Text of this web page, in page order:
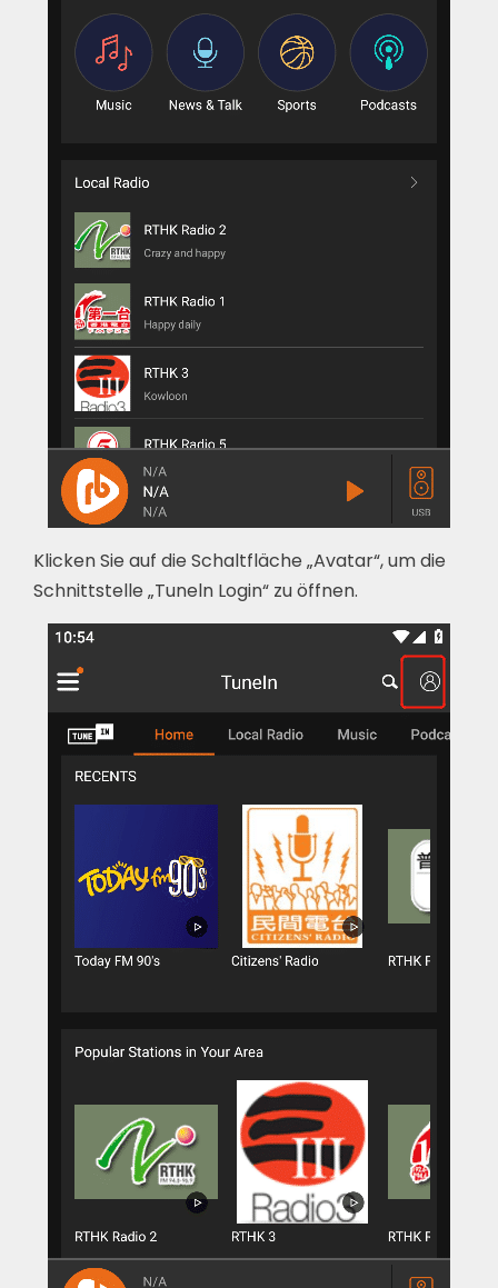
Klicken Sie auf die Schaltfläche „Avatar“, um die
Schnittstelle „Tuneln Login“ zu öffnen.